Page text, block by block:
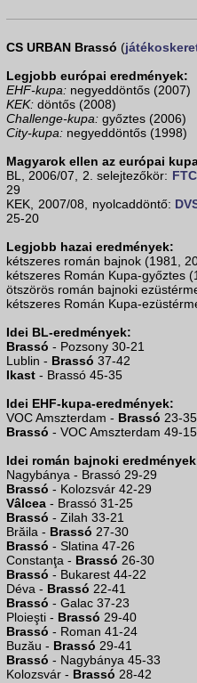
CS URBAN Brassó (
Legjobb európai eredmények:
EHF-kupa: negyeddöntős (2007)
KEK: döntős (2008)
Challenge-kupa: győztes (2006)
City-kupa: negyeddöntős (1998)
Magyarok ellen az európai
BL, 2006/07, 2. selejtezőkör: FTC
29
KEK, 2007/08, nyolcaddöntő:
25-20
Legjobb hazai eredmények:
kétszeres román bajnok (1981,
kétszeres Román Kupa-győztes
ötszörös román bajnoki
kétszeres Román Kupa-
Idei BL-eredmények:
Brassó - Pozsony 30-21
Lublin - Brassó 37-42
Ikast - Brassó 45-35
Idei EHF-kupa-eredmények:
VOC Amszterdam - Brassó 23-35
Brassó - VOC Amszterdam 49-15
Idei román bajnoki
Nagybánya - Brassó 29-29
Brassó - Kolozsvár 42-29
Vâlcea - Brassó 31-25
Brassó - Zilah 33-21
Brăila - Brassó 27-30
Brassó - Slatina 47-26
Constanţa - Brassó 26-30
Brassó - Bukarest 44-22
Déva - Brassó 22-41
Brassó - Galac 37-23
Ploieşti - Brassó 29-40
Brassó - Roman 41-24
Buzău - Brassó 29-41
Brassó - Nagybánya 45-33
Kolozsvár - Brassó 28-42